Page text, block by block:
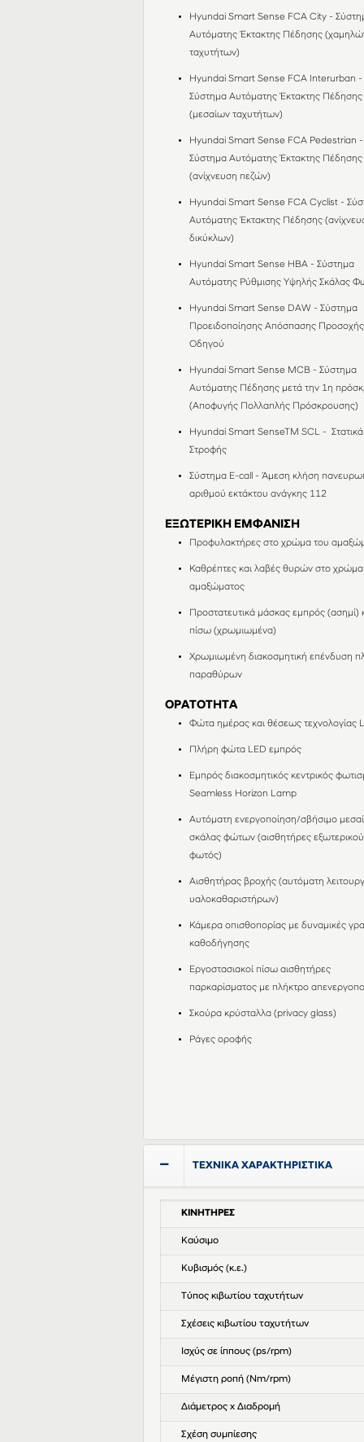
Hyundai Smart Sense FCA City -
Αυτόματης Έκτακτης Πέδησης
ταχυτήτων)
Hyundai Smart Sense FCA Interurban -
Σύστημα Αυτόματης Έκτακτης Πέδησης
(μεσαίων ταχυτήτων)
Hyundai Smart Sense FCA Pedestrian -
Σύστημα Αυτόματης Έκτακτης Πέδησης
(ανίχνευση πεζών)
Hyundai Smart Sense FCA Cyclist -
Αυτόματης Έκτακτης Πέδησης
δικύκλων)
Hyundai Smart Sense HBA - Σύστημα
Αυτόματης Ρύθμισης Υψηλής Σκάλας
Hyundai Smart Sense DAW - Σύστημα
Προειδοποίησης Απόσπασης Προσοχής
Οδηγού
Hyundai Smart Sense MCB - Σύστημα
Αυτόματης Πέδησης μετά την 1η
(Αποφυγής Πολλαπλής Πρόσκρουσης)
Hyundai Smart SenseTM SCL -
Στροφής
Σύστημα E-call - Άμεση κλήση
αριθμού εκτάκτου ανάγκης 112
ΕΞΩΤΕΡΙΚΗ ΕΜΦΑΝΙΣΗ
Προφυλακτήρες στο χρώμα του
Καθρέπτες και λαβές θυρών στο
αμαξώματος
Προστατευτικά μάσκας εμπρός (ασημί)
πίσω (χρωμιωμένα)
Χρωμιωμένη διακοσμητική επένδυση
παραθύρων
ΟΡΑΤΟΤΗΤΑ
Φώτα ημέρας και θέσεως τεχνολογίας
Πλήρη φώτα LED εμπρός
Εμπρός διακοσμητικός κεντρικός
Seamless Horizon Lamp
Αυτόματη ενεργοποίηση/σβήσιμο
σκάλας φώτων (αισθητήρες εξωτερικού
φωτός)
Αισθητήρας βροχής (αυτόματη
υαλοκαθαριστήρων)
Κάμερα οπισθοπορίας με δυναμικές
καθοδήγησης
Εργοστασιακοί πίσω αισθητήρες
παρκαρίσματος με πλήκτρο
Σκούρα κρύσταλλα (privacy glass)
Ράγες οροφής
ΤΕΧΝΙΚΑ ΧΑΡΑΚΤΗΡΙΣΤΙΚΑ
ΚΙΝΗΤΗΡΕΣ
Καύσιμο
Κυβισμός (κ.ε.)
Τύπος κιβωτίου ταχυτήτων
Σχέσεις κιβωτίου ταχυτήτων
Ισχύς σε ίππους (ps/rpm)
Μέγιστη ροπή (Nm/rpm)
Διάμετρος x Διαδρομή
Σχέση συμπίεσης